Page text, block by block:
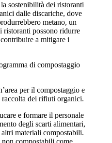
sostenibilità dei ristoranti
dalle discariche, dove
metano, un
ristoranti possono ridurre
a mitigare i
di compostaggio
per il compostaggio e
dei rifiuti organici.
e formare il personale
degli scarti alimentari,
materiali compostabili.